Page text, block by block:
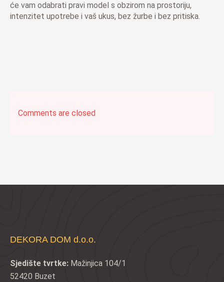
će vam odabrati pravi model s obzirom na prostoriju,
intenzitet upotrebe i vaš ukus, bez žurbe i bez pritiska.
Comments are closed
DEKORA DOM d.o.o.
Sjedište tvrtke: Mažinjica 104/1
52420 Buzet